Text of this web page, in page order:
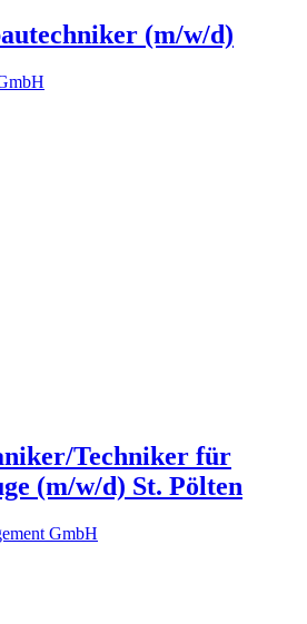
(m/w/d)
Techniker für
(m/w/d) St. Pölten
GmbH